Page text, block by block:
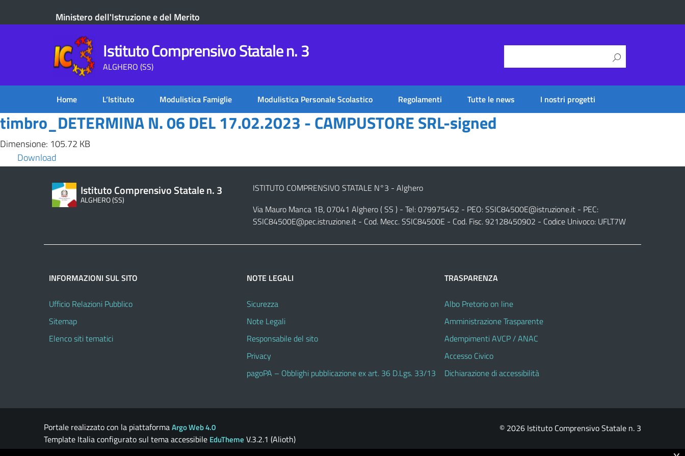
Ministero dell'Istruzione e del Merito
Istituto Comprensivo Statale n. 3
ALGHERO (SS)
Home L’Istituto Modulistica Famiglie Modulistica Personale Scolastico Regolamenti Tutte le news I nostri progetti
timbro_DETERMINA N. 06 DEL 17.02.2023 - CAMPUSTORE SRL-signed
Dimensione: 105.72 KB
Download
Istituto Comprensivo Statale n. 3
ALGHERO (SS)
ISTITUTO COMPRENSIVO STATALE N°3 - Alghero
Via Mauro Manca 1B, 07041 Alghero ( SS ) - Tel: 079975452 - PEO:SSIC84500E@istruzione.it- PEC:
SSIC84500E@pec.istruzione.it- Cod. Mecc. SSIC84500E - Cod. Fisc. 92128450902 - Codice Univoco: UFLT7W
INFORMAZIONI SUL SITO
Ufficio Relazioni Pubblico
Sitemap
Elenco siti tematici
NOTE LEGALI
Sicurezza
Note Legali
Responsabile del sito
Privacy
pagoPA – Obblighi pubblicazione ex art. 36 D.Lgs. 33/13
TRASPARENZA
Albo Pretorio on line
Amministrazione Trasparente
Adempimenti AVCP / ANAC
Accesso Civico
Dichiarazione di accessibilità
Portale realizzato con la piattaformaArgo Web 4.0
Template Italia configurato sul tema accessibile EduTheme V.3.2.1 (Alioth)
© 2026 Istituto Comprensivo Statale n. 3